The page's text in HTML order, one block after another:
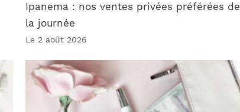
Ipanema : nos ventes privées préférées de
la journée
Le 2 août 2026